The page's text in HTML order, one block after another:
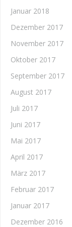
Januar 2018
Dezember 2017
November 2017
Oktober 2017
September 2017
August 2017
Juli 2017
Juni 2017
Mai 2017
April 2017
März 2017
Februar 2017
Januar 2017
Dezember 2016